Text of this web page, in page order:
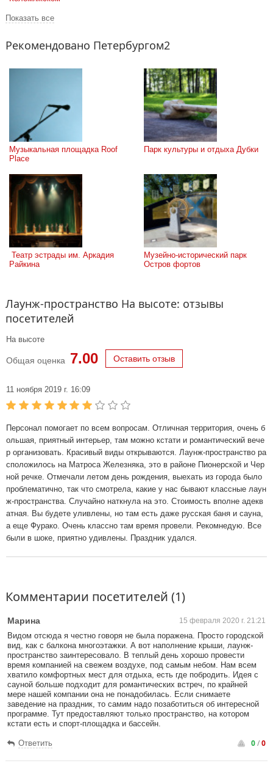
Показать все
Рекомендовано Петербургом2
Музыкальная площадка Roof
Place
Парк культуры и отдыха Дубки
Райкина
Музейно-исторический парк
Остров фортов
Лаунж-пространство На высоте: отзывы
посетителей
На высоте
Общая оценка 7.00 Оставить отзыв
11 ноября 2019 г. 16:09
Персонал помогает по всем вопросам. Отличная территория, очень б
ольшая, приятный интерьер, там можно кстати и романтический вече
р организовать. Красивый виды открываются. Лаунж-пространство ра
сположилось на Матроса Железняка, это в районе Пионерской и Чер
ной речке. Отмечали летом день рождения, выехать из города было
проблематично, так что смотрела, какие у нас бывают классные лаун
ж-пространства. Случайно наткнула на это. Стоимость вполне адекв
атная. Вы будете уливлены, но там есть даже русская баня и сауна,
а еще Фурако. Очень классно там время провели. Рекомнедую. Все
были в шоке, приятно удивлены. Праздник удался.
Комментарии посетителей (1)
Марина 15 февраля 2020 г. 21:21
Видом отсюда я честно говоря не была поражена. Просто городской
вид, как с балкона многоэтажки. А вот наполнение крыши, лаунж-
пространство заинтересовало. В теплый день хорошо провести
время компанией на свежем воздухе, под самым небом. Нам всем
хватило комфортных мест для отдыха, есть где побродить. Идея с
сауной больше подходит для романтических встреч, по крайней
мере нашей компании она не понадобилась. Если снимаете
заведение на праздник, то самим надо позаботиться об интересной
программе. Тут предоставляют только пространство, на котором
кстати есть и спорт-площадка и бассейн.
Ответить 0/0